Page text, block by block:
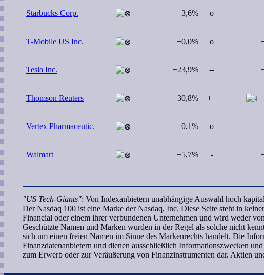
Starbucks Corp. +3,6% o
T-Mobile US Inc. +0,0% o
Tesla Inc. −23,9% --
Thomson Reuters +30,8% ++
Vertex Pharmaceutic. +0,1% o
Walmart −5,7% -
"US Tech-Giants": Von Indexanbietern unabhängige Auswahl hoch
Der Nasdaq 100 ist eine Marke der Nasdaq, Inc. Diese Seite steht in
Financial oder einem ihrer verbundenen Unternehmen und wird weder
Geschützte Namen und Marken wurden in der Regel als solche nicht
sich um einen freien Namen im Sinne des Markenrechts handelt. Die
Finanzdatenanbietern und dienen ausschließlich Informationszwecken
zum Erwerb oder zur Veräußerung von Finanzinstrumenten dar. Aktien